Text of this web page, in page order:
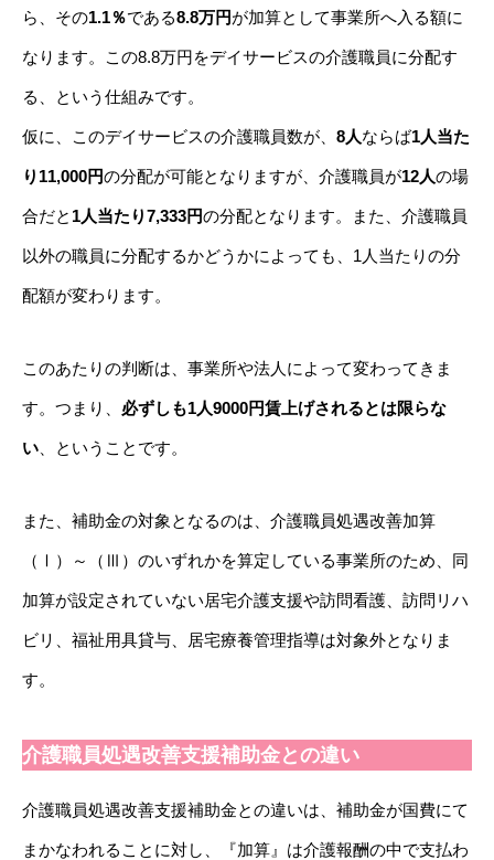
ら、その1.1％である8.8万円が加算として事業所へ入る額に
なります。この8.8万円をデイサービスの介護職員に分配す
る、という仕組みです。
仮に、このデイサービスの介護職員数が、 8人ならば1人当た
り11,000円の分配が可能となりますが、介護職員が12人の場
合だと 1人当たり7,333円の分配となります。また、介護職員
以外の職員に分配するかどうかによっても、1人当たりの分
配額が変わります。
このあたりの判断は、事業所や法人によって変わってきま
す。つまり、 必ずしも1人9000円賃上げされるとは限らな
い 、ということです。
また、補助金の対象となるのは、介護職員処遇改善加算
（Ⅰ）～（Ⅲ）のいずれかを算定している事業所のため、同
加算が設定されていない居宅介護支援や訪問看護、訪問リハ
ビリ、福祉用具貸与、居宅療養管理指導は対象外となりま
す。
介護職員処遇改善支援補助金との違い
介護職員処遇改善支援補助金との違いは、補助金が国費にて
まかなわれることに対し、『加算』は介護報酬の中で支払わ